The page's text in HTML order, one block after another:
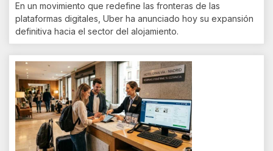
En un movimiento que redefine las fronteras de las
plataformas digitales, Uber ha anunciado hoy su expansión
definitiva hacia el sector del alojamiento.